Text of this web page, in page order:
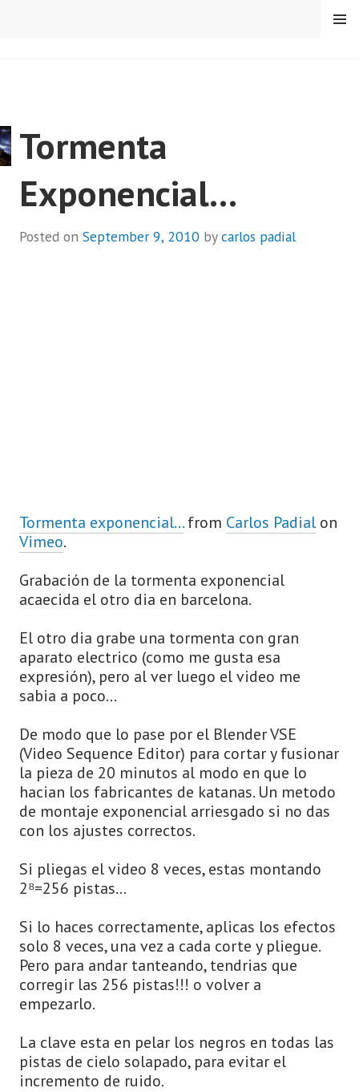
MENU
Tormenta
Exponencial…
Posted on September 9, 2010 bycarlos padial
Tormenta exponencial…from Carlos Padial on
Vimeo.
Grabación de la tormenta exponencial
acaecida el otro dia en barcelona.
El otro dia grabe una tormenta con gran
aparato electrico (como me gusta esa
expresión), pero al ver luego el video me
sabia a poco…
De modo que lo pase por el Blender VSE
(Video Sequence Editor) para cortar y fusionar
la pieza de 20 minutos al modo en que lo
hacian los fabricantes de katanas. Un metodo
de montaje exponencial arriesgado si no das
con los ajustes correctos.
Si pliegas el video 8 veces, estas montando
2⁸=256 pistas…
Si lo haces correctamente, aplicas los efectos
solo 8 veces, una vez a cada corte y pliegue.
Pero para andar tanteando, tendrias que
corregir las 256 pistas!!! o volver a
empezarlo.
La clave esta en pelar los negros en todas las
pistas de cielo solapado, para evitar el
incremento de ruido.